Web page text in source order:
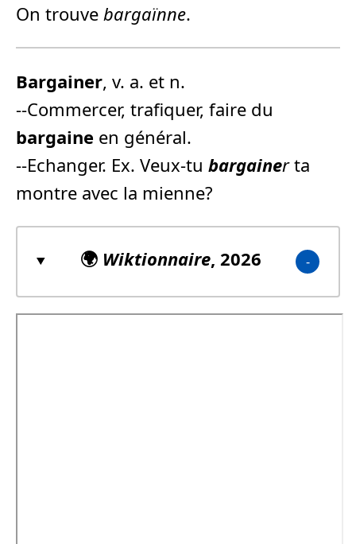
On trouve bargaïnne.
Bargainer, v. a. et n.
--Commercer, trafiquer, faire du
bargaine en général.
--Echanger. Ex. Veux-tu bargainerta
montre avec la mienne?
🌍 Wiktionnaire, 2026